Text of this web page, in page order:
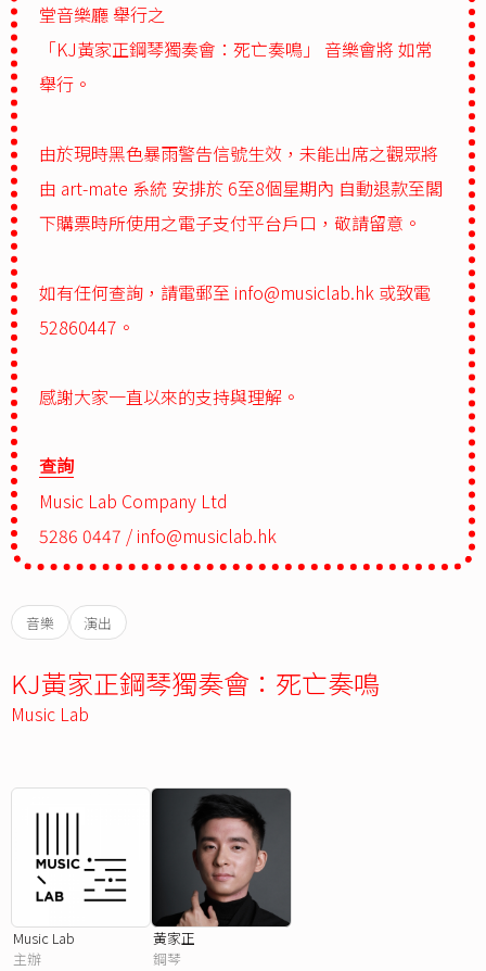
堂音樂廳 舉行之
「KJ黃家正鋼琴獨奏會：死亡奏鳴」 音樂會將 如常
舉行。
由於現時黑色暴雨警告信號生效，未能出席之觀眾將
由 art-mate 系統 安排於 6至8個星期內 自動退款至閣
下購票時所使用之電子支付平台戶口，敬請留意。
如有任何查詢，請電郵至 info@musiclab.hk 或致電
52860447。
感謝大家一直以來的支持與理解。
查詢
Music Lab Company Ltd
5286 0447 / info@musiclab.hk
音樂 演出
KJ黃家正鋼琴獨奏會：死亡奏鳴
Music Lab
Music Lab
主辦
黃家正
鋼琴